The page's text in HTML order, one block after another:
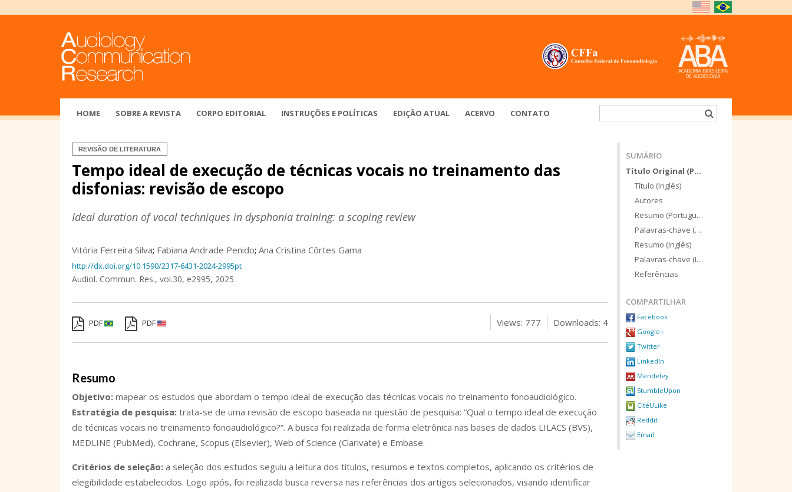
HOME SOBRE A REVISTA CORPO EDITORIAL INSTRUÇÕES E POLÍTICAS EDIÇÃO ATUAL ACERVO CONTATO
REVISÃO DE LITERATURA
Tempo ideal de execução de técnicas vocais no treinamento das
disfonias: revisão de escopo
Ideal duration of vocal techniques in dysphonia training: a scoping review
Vitória Ferreira Silva; Fabiana Andrade Penido; Ana Cristina Côrtes Gama
http://dx.doi.org/10.1590/2317-6431-2024-2995pt
Audiol. Commun. Res., vol.30, e2995, 2025
PDF PDF Downloads: 4
Views: 777
Resumo
Objetivo: mapear os estudos que abordam o tempo ideal de execução das técnicas vocais no treinamento fonoaudiológico.
Estratégia de pesquisa: trata-se de uma revisão de escopo baseada na questão de pesquisa: “Qual o tempo ideal de execução
de técnicas vocais no treinamento fonoaudiológico?”. A busca foi realizada de forma eletrônica nas bases de dados LILACS (BVS),
MEDLINE (PubMed), Cochrane, Scopus (Elsevier), Web of Science (Clarivate) e Embase.
Critérios de seleção: a seleção dos estudos seguiu a leitura dos títulos, resumos e textos completos, aplicando os critérios de
elegibilidade estabelecidos. Logo após, foi realizada busca reversa nas referências dos artigos selecionados, visando identificar
SUMÁRIO
Título Original (Português)
Título (Inglês)
Autores
Resumo (Português)
Palavras-chave (Português)
Resumo (Inglês)
Palavras-chave (Inglês)
Referências
COMPARTILHAR
Facebook
Google+
Twitter
LinkedIn
Mendeley
StumbleUpon
CiteULike
Reddit
Email